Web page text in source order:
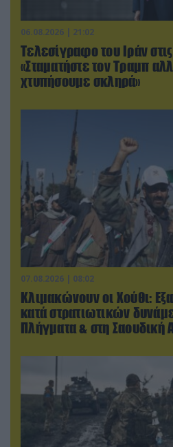
06.08.2026 | 21:02
Τελεσίγραφο του Ιράν
«Σταματήστε τον Τραμπ
χτυπήσουμε σκληρά»
07.08.2026 | 08:02
Κλιμακώνουν οι Χούθι:
κατά στρατιωτικών
Πλήγματα & στη Σαουδική